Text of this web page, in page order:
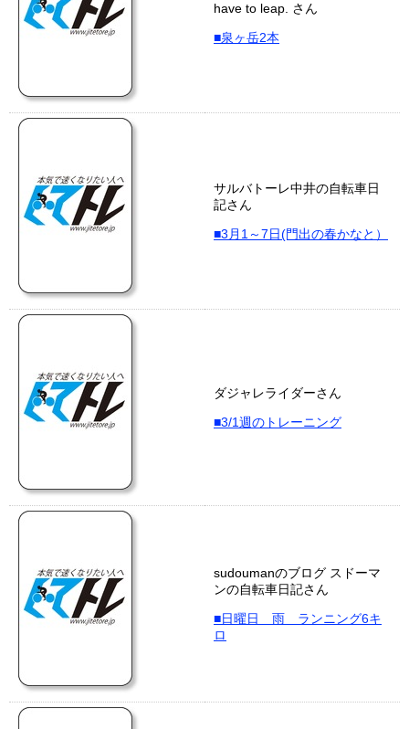
have to leap. さん
■泉ヶ岳2本
サルバトーレ中井の自転車日
記さん
■3月1～7日(門出の春かなと）
ダジャレライダーさん
■3/1週のトレーニング
sudoumanのブログ スドーマ
ンの自転車日記さん
■日曜日 雨 ランニング6キ
ロ